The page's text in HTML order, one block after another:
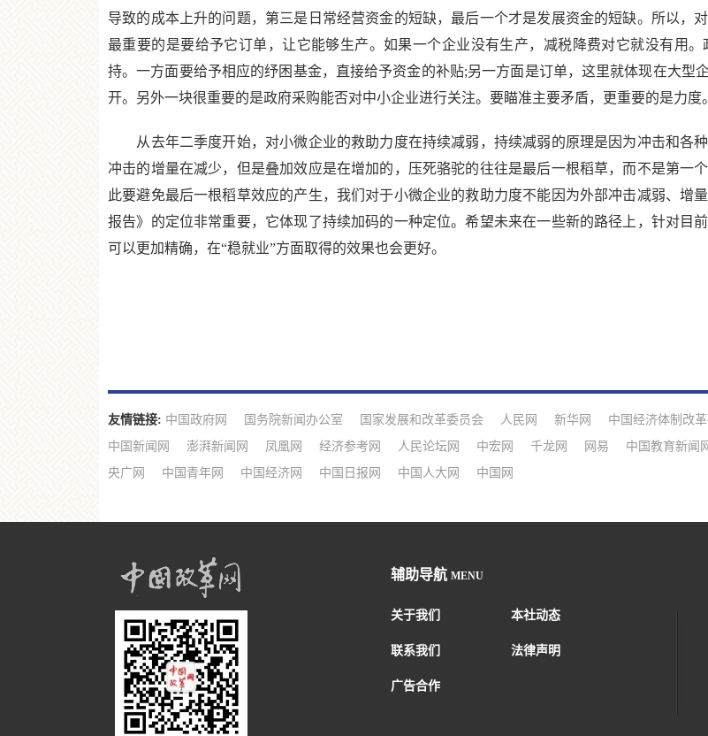
导致的成本上升的问题，第三是日常经营资金的短缺，最后一个才是发展资金的短缺。所以，
最重要的是要给予它订单，让它能够生产。如果一个企业没有生产，减税降费对它就没有用
持。一方面要给予相应的纾困基金，直接给予资金的补贴;另一方面是订单，这里就体现在大型
开。另外一块很重要的是政府采购能否对中小企业进行关注。要瞄准主要矛盾，更重要的是力度。
从去年二季度开始，对小微企业的救助力度在持续减弱，持续减弱的原理是因为冲击和各
冲击的增量在减少，但是叠加效应是在增加的，压死骆驼的往往是最后一根稻草，而不是第一
此要避免最后一根稻草效应的产生，我们对于小微企业的救助力度不能因为外部冲击减弱、增
报告》的定位非常重要，它体现了持续加码的一种定位。希望未来在一些新的路径上，针对目
可以更加精确，在“稳就业”方面取得的效果也会更好。
友情链接: 中国政府网 国务院新闻办公室 国家发展和改革委员会 人民网 新华网 中国经济体制改
中国新闻网
澎湃新闻网 凤凰网 经济参考网 人民论坛网 中宏网 千龙网 网易 中国教育新闻
央广网
中国青年网 中国经济网 中国日报网 中国人大网 中国网
辅助导航 MENU
关于我们 本社动态
联系我们 法律声明
广告合作